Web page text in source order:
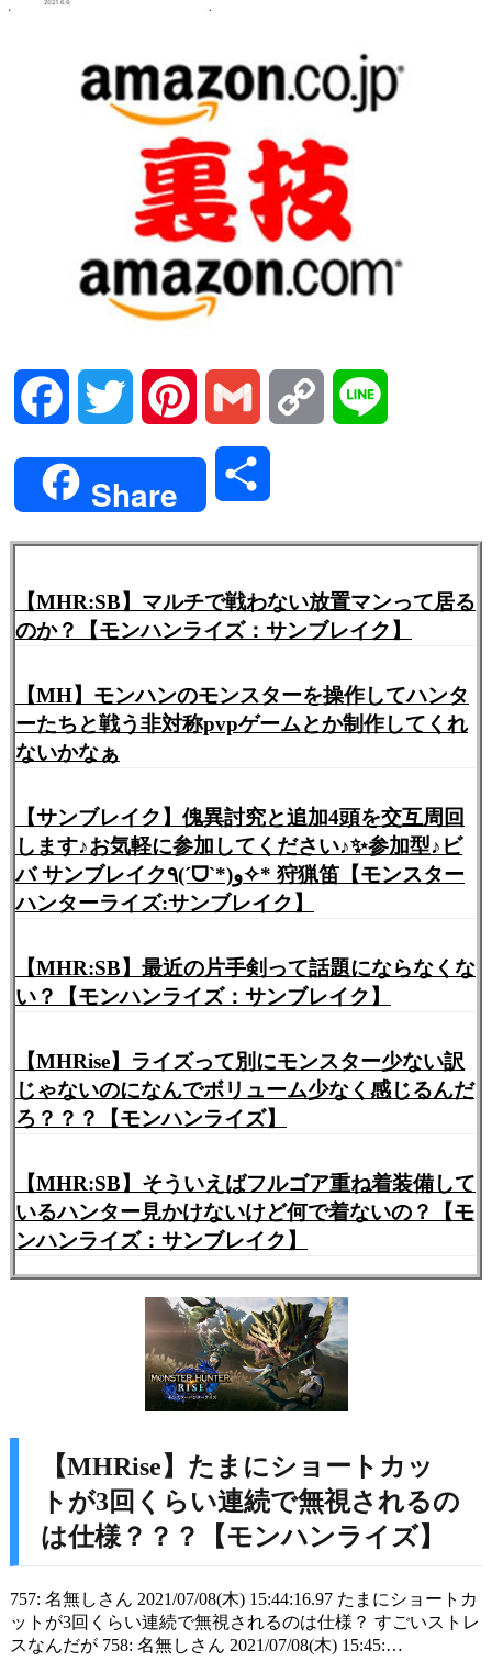
Facebook Twitter Pinterest Gmail Copy
Share
【MHR:SB】マルチで戦わない放置マンって居る
のか？【モンハンライズ：サンブレイク】
【MH】モンハンのモンスターを操作してハンタ
ーたちと戦う非対称pvpゲームとか制作してくれ
ないかなぁ
【サンブレイク】傀異討究と追加4頭を交互周回
します♪お気軽に参加してください♪✨参加型♪ビ
バ サンブレイク٩(ˊᗜˋ*)و✧* 狩猟笛【モンスター
ハンターライズ:サンブレイク】
【MHR:SB】最近の片手剣って話題にならなくな
い？【モンハンライズ：サンブレイク】
【MHRise】ライズって別にモンスター少ない訳
じゃないのになんでボリューム少なく感じるんだ
ろ？？？【モンハンライズ】
【MHR:SB】そういえばフルゴア重ね着装備して
いるハンター見かけないけど何で着ないの？【モ
ンハンライズ：サンブレイク】
【MHRise】たまにショートカッ
トが3回くらい連続で無視されるの
は仕様？？？【モンハンライズ】
757: 名無しさん 2021/07/08(木) 15:44:16.97 たまにショートカ
ットが3回くらい連続で無視されるのは仕様？ すごいストレ
スなんだが 758: 名無しさん 2021/07/08(木) 15:45:…